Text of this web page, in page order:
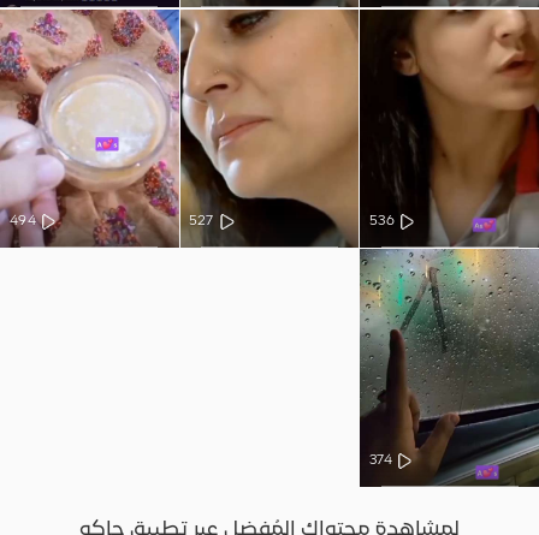
536
527
494
374
لمشاهدة محتواك المُفضل عبر تطبيق جاكو